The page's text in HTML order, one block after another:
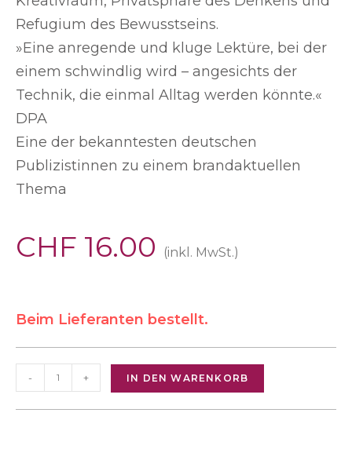
Refugium des Bewusstseins.
»Eine anregende und kluge Lektüre, bei der
einem schwindlig wird – angesichts der
Technik, die einmal Alltag werden könnte.«
DPA
Eine der bekanntesten deutschen
Publizistinnen zu einem brandaktuellen
Thema
CHF 16.00 (inkl. MwSt.)
Beim Lieferanten bestellt.
- + IN DEN WARENKORB